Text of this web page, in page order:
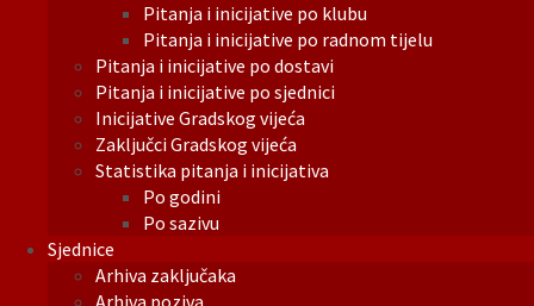
Pitanja i inicijative po klubu
Pitanja i inicijative po radnom tijelu
Pitanja i inicijative po dostavi
Pitanja i inicijative po sjednici
Inicijative Gradskog vijeća
Zaključci Gradskog vijeća
Statistika pitanja i inicijativa
Po godini
Po sazivu
Sjednice
Arhiva zaključaka